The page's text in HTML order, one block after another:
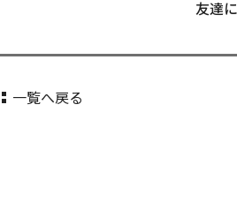
友達
一覧へ戻る